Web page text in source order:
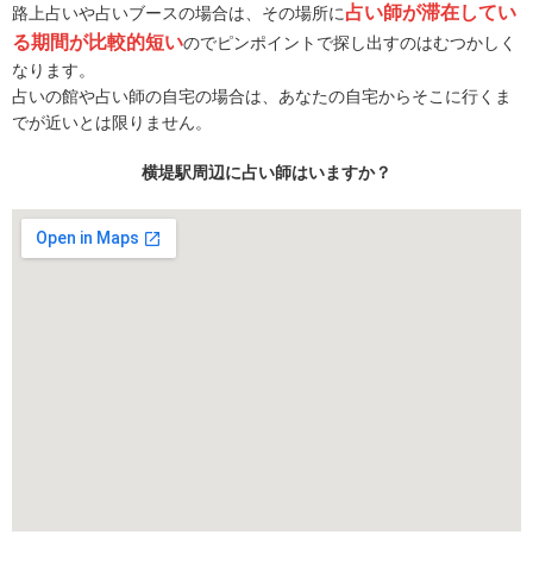
路上占いや占いブースの場合は、その場所に占い師が滞在してい
る期間が比較的短いのでピンポイントで探し出すのはむつかしく
なります。
占いの館や占い師の自宅の場合は、あなたの自宅からそこに行くま
でが近いとは限りません。
横堤駅周辺に占い師はいますか？